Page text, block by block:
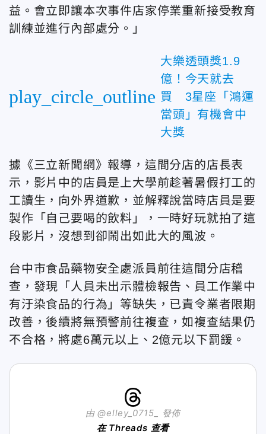
益。會立即讓本次事件店家停業重新接受教育
訓練並進行內部處分。」
play_circle_outline
大樂透頭獎1.9
億！今天就去
買 3星座「鴻運
當頭」有機會中
大獎
據《三立新聞網》報導，這間分店的店長表
示，影片中的店員是上大學前趁著暑假打工的
工讀生，向外界道歉，並解釋說當時店員是要
製作「自己要喝的飲料」，一時好玩就拍了這
段影片，沒想到卻鬧出如此大的風波。
台中市食品藥物安全處派員前往這間分店稽
查，發現「人員未出示體檢報告、員工作業中
有汙染食品的行為」等缺失，已責令業者限期
改善，後續將無預警前往複查，如複查結果仍
不合格，將處6萬元以上、2億元以下罰鍰。
由 @elley_0715_ 發佈
在 Threads 查看